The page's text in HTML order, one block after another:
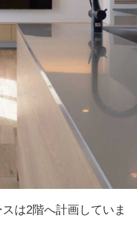
は2階へ計画していま